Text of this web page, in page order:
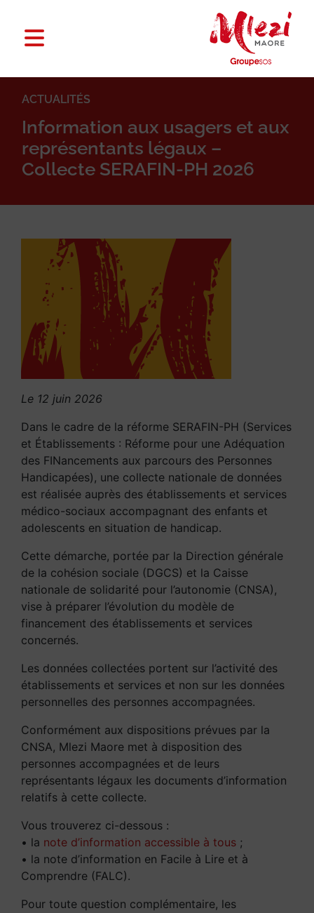
ACTUALITÉS
Information aux usagers et aux
représentants légaux –
Collecte SERAFIN-PH 2026
Le 12 juin 2026
Dans le cadre de la réforme SERAFIN-PH (Services
et Établissements : Réforme pour une Adéquation
des FINancements aux parcours des Personnes
Handicapées), une collecte nationale de données
est réalisée auprès des établissements et services
médico-sociaux accompagnant des enfants et
adolescents en situation de handicap.
Cette démarche, portée par la Direction générale
de la cohésion sociale (DGCS) et la Caisse
nationale de solidarité pour l’autonomie (CNSA),
vise à préparer l’évolution du modèle de
financement des établissements et services
concernés.
Les données collectées portent sur l’activité des
établissements et services et non sur les données
personnelles des personnes accompagnées.
Conformément aux dispositions prévues par la
CNSA, Mlezi Maore met à disposition des
personnes accompagnées et de leurs
représentants légaux les documents d’information
relatifs à cette collecte.
Vous trouverez ci-dessous :
• la note d’information accessible à tous ;
• la note d’information en Facile à Lire et à
Comprendre (FALC).
Pour toute question complémentaire, les